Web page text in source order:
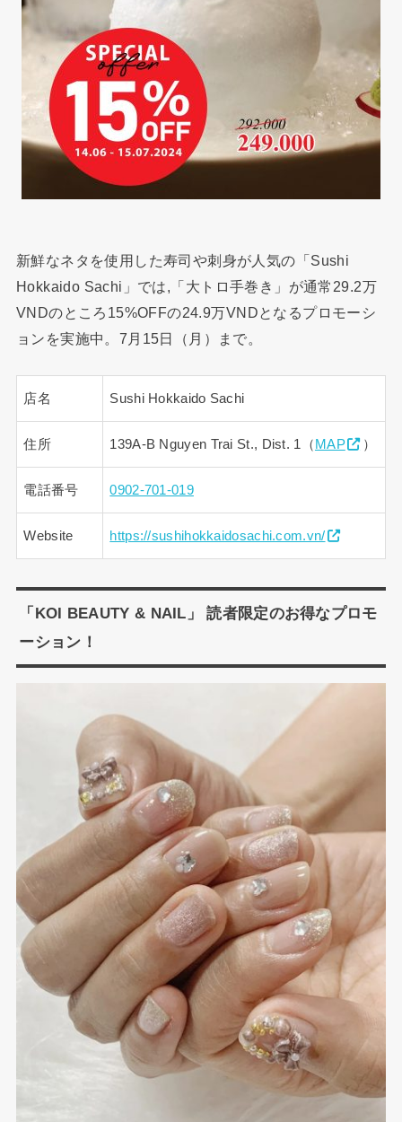
新鮮なネタを使用した寿司や刺身が人気の「Sushi
Hokkaido Sachi」では,「大トロ手巻き」が通常29.2万
VNDのところ15%OFFの24.9万VNDとなるプロモーシ
ョンを実施中。7月15日（月）まで。
店名 Sushi Hokkaido Sachi
住所 139A-B Nguyen Trai St., Dist. 1（ MAP ）
電話番号 0902-701-019
Website https://sushihokkaidosachi.com.vn/
「KOI BEAUTY & NAIL」 読者限定のお得なプロモ
ーション！